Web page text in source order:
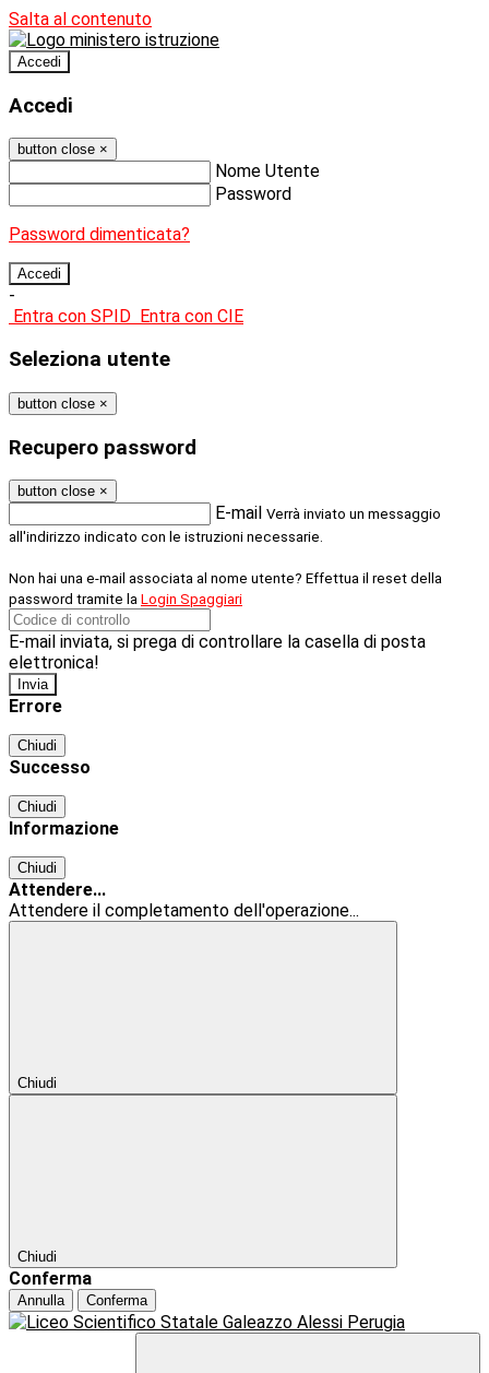
Salta al contenuto
Accedi
Accedi
button close ×
Nome Utente
Password
Password dimenticata?
-
Entra con SPID Entra con CIE
Seleziona utente
button close ×
Recupero password
button close ×
E-mail Verrà inviato un messaggio
all'indirizzo indicato con le istruzioni necessarie.
Non hai una e-mail associata al nome utente? Effettua il reset della
password tramite la Login Spaggiari
E-mail inviata, si prega di controllare la casella di posta
elettronica!
Errore
Chiudi
Successo
Chiudi
Informazione
Chiudi
Attendere...
Attendere il completamento dell'operazione...
Chiudi
Chiudi
Conferma
Annulla Conferma